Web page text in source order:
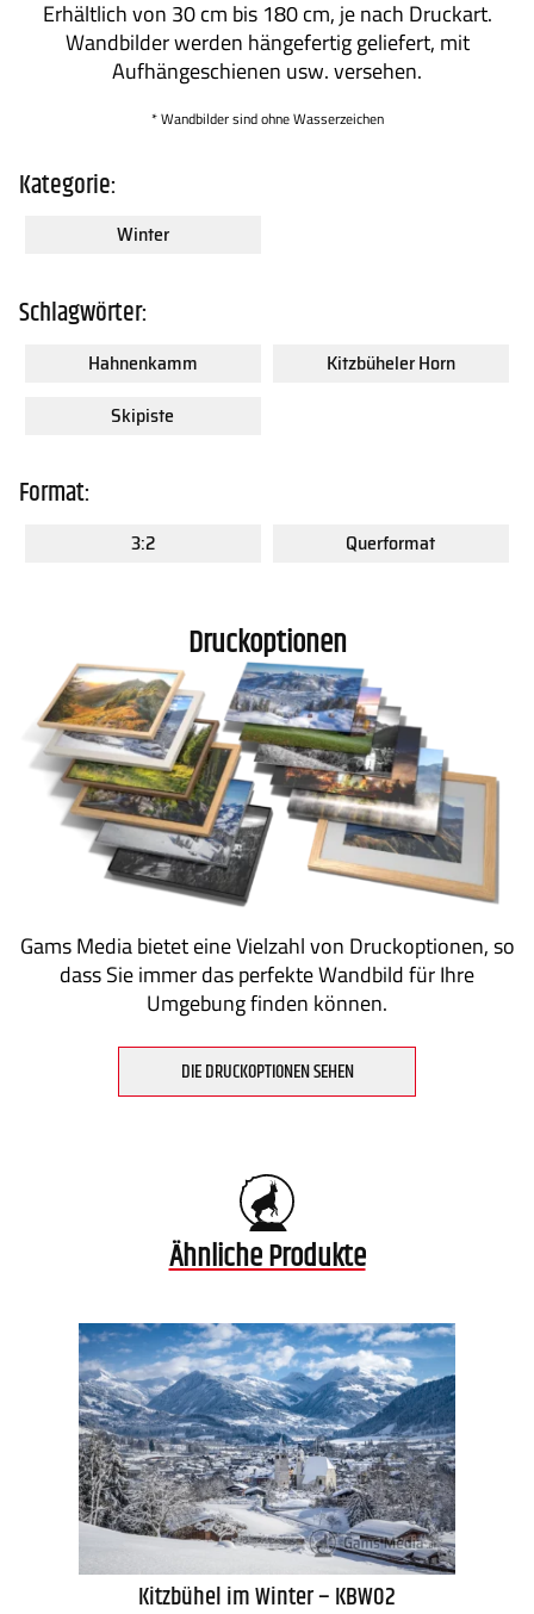
Erhältlich von 30 cm bis 180 cm, je nach Druckart.
Wandbilder werden hängefertig geliefert, mit
Aufhängeschienen usw. versehen.
* Wandbilder sind ohne Wasserzeichen
Kategorie:
Winter
Schlagwörter:
Hahnenkamm
Kitzbüheler Horn
Skipiste
Format:
3:2 Querformat
Druckoptionen
Gams Media bietet eine Vielzahl von Druckoptionen, so
dass Sie immer das perfekte Wandbild für Ihre
Umgebung finden können.
DIE DRUCKOPTIONEN SEHEN
Ähnliche Produkte
Kitzbühel im Winter – KBW02